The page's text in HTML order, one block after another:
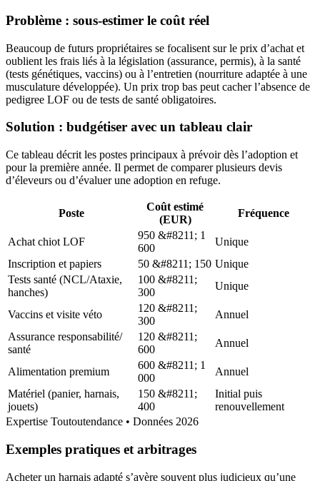
Problème : sous-estimer le coût réel
Beaucoup de futurs propriétaires se focalisent sur le prix d’achat et
oublient les frais liés à la législation (assurance, permis), à la santé
(tests génétiques, vaccins) ou à l’entretien (nourriture adaptée à une
musculature développée). Un prix trop bas peut cacher l’absence de
pedigree LOF ou de tests de santé obligatoires.
Solution : budgétiser avec un tableau clair
Ce tableau décrit les postes principaux à prévoir dès l’adoption et
pour la première année. Il permet de comparer plusieurs devis
d’éleveurs ou d’évaluer une adoption en refuge.
Poste
Coût estimé
(EUR)
Fréquence
Achat chiot LOF
950 &#8211; 1
600
Unique
Inscription et papiers
50 &#8211; 150 Unique
Tests santé (NCL/Ataxie,
hanches)
100 &#8211;
300
Unique
Vaccins et visite véto
120 &#8211;
300
Annuel
Assurance responsabilité/
santé
120 &#8211;
600
Annuel
Alimentation premium
600 &#8211; 1
000
Annuel
Matériel (panier, harnais,
jouets)
150 &#8211;
400
Initial puis
renouvellement
Expertise Toutoutendance • Données 2026
Exemples pratiques et arbitrages
Acheter un harnais adapté s’avère souvent plus judicieux qu’une